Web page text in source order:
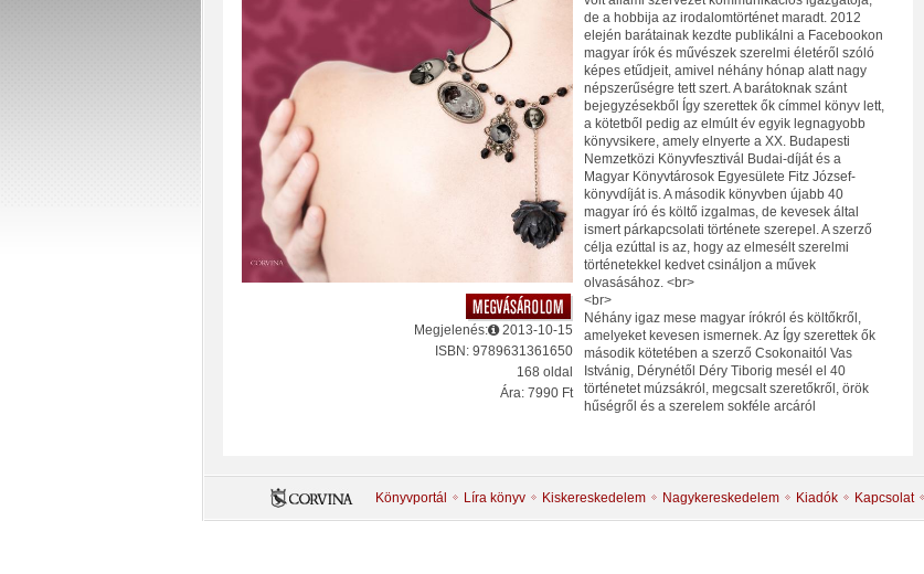
Megjelenés:
2013-10-15
ISBN: 9789631361650
168 oldal
Ára: 7990 Ft
de a hobbija az irodalomtörténet maradt. 2012
elején barátainak kezdte publikálni a Facebookon
magyar írók és művészek szerelmi életéről szóló
képes etűdjeit, amivel néhány hónap alatt nagy
népszerűségre tett szert. A barátoknak szánt
bejegyzésekből Így szerettek ők címmel könyv lett,
a kötetből pedig az elmúlt év egyik legnagyobb
könyvsikere, amely elnyerte a XX. Budapesti
Nemzetközi Könyvfesztivál Budai-díját és a
Magyar Könyvtárosok Egyesülete Fitz József-
könyvdíját is. A második könyvben újabb 40
magyar író és költő izgalmas, de kevesek által
ismert párkapcsolati története szerepel. A szerző
célja ezúttal is az, hogy az elmesélt szerelmi
történetekkel kedvet csináljon a művek
olvasásához. <br>
<br>
Néhány igaz mese magyar írókról és költőkről,
amelyeket kevesen ismernek. Az Így szerettek ők
második kötetében a szerző Csokonaitól Vas
Istvánig, Dérynétől Déry Tiborig mesél el 40
történetet múzsákról, megcsalt szeretőkről, örök
hűségről és a szerelem sokféle arcáról
Könyvportál Líra könyv Kiskereskedelem Nagykereskedelem Kiadók Kapcsolat